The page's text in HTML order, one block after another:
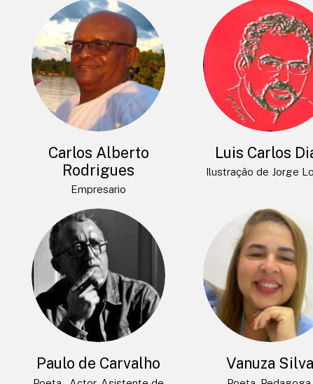
Carlos Alberto
Rodrigues
Empresario
Luis Carlos
Ilustração de Jorge
Paulo de Carvalho Vanuza Silva